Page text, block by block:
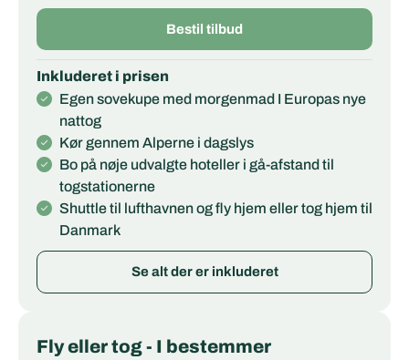
Bestil tilbud
Inkluderet i prisen
Egen sovekupe med morgenmad I Europas nye
nattog
Kør gennem Alperne i dagslys
Bo på nøje udvalgte hoteller i gå-afstand til
togstationerne
Shuttle til lufthavnen og fly hjem eller tog hjem til
Danmark
Se alt der er inkluderet
Fly eller tog - I bestemmer